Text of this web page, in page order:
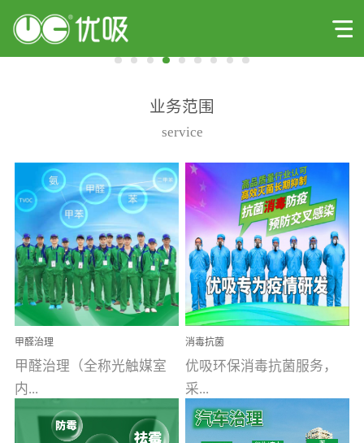
业务范围
service
甲醛治理
甲醛治理（全称光触媒室
内...
消毒抗菌
优吸环保消毒抗菌服务，
采...